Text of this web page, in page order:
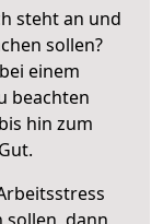
steht an und
sollen?
einem
beachten
hin zum